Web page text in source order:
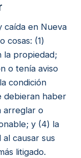
caída en Nueva
cosas: (1)
la propiedad;
o tenía aviso
condición
debieran haber
arreglar o
y (4) la
causar sus
litigado.